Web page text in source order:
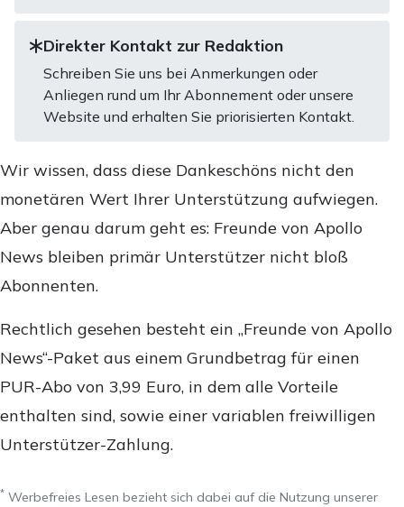
Direkter Kontakt zur Redaktion
Schreiben Sie uns bei Anmerkungen oder
Anliegen rund um Ihr Abonnement oder unsere
Website und erhalten Sie priorisierten Kontakt.
Wir wissen, dass diese Dankeschöns nicht den
monetären Wert Ihrer Unterstützung aufwiegen.
Aber genau darum geht es: Freunde von Apollo
News bleiben primär Unterstützer nicht bloß
Abonnenten.
Rechtlich gesehen besteht ein „Freunde von Apollo
News“-Paket aus einem Grundbetrag für einen
PUR-Abo von 3,99 Euro, in dem alle Vorteile
enthalten sind, sowie einer variablen freiwilligen
Unterstützer-Zahlung.
* Werbefreies Lesen bezieht sich dabei auf die Nutzung unserer